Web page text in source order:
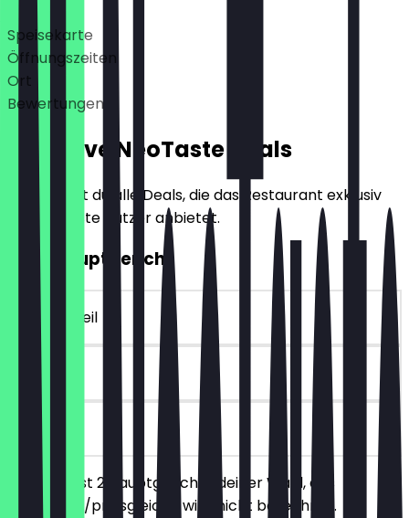
Deals
Speisekarte
Öffnungszeiten
Ort
Bewertungen
Exklusive NeoTaste Deals
Hier findest du alle Deals, die das Restaurant exklusiv
für NeoTaste Nutzer anbietet.
2für1 Hauptgericht
~€ 10 Vorteil
30 Tage
vor Ort
Du bestellst 2 Hauptgerichte deiner Wahl, das
günstigere/preisgleiche wird nicht berechnet.